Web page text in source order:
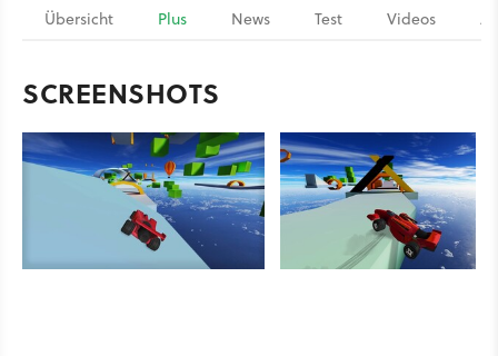
Übersicht Plus News Test Videos
SCREENSHOTS